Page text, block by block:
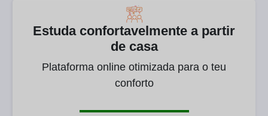
Estuda confortavelmente a partir
de casa
Plataforma online otimizada para o teu
conforto